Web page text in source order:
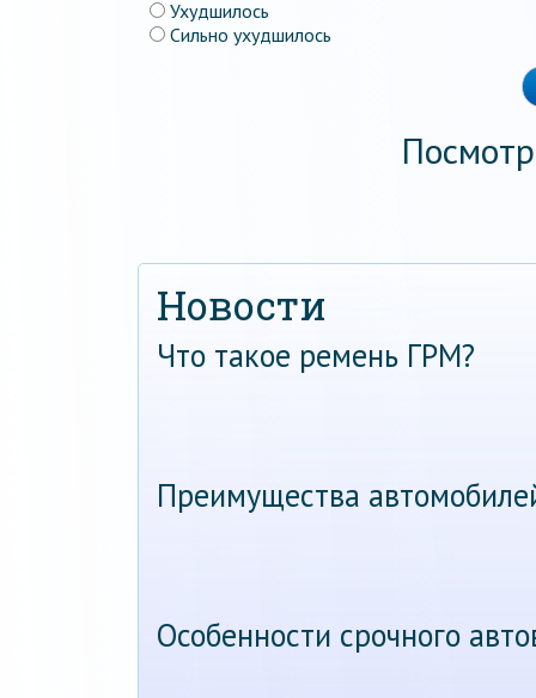
Ухудшилось
Сильно ухудшилось
Новости
Что такое ремень ГРМ?
Преимущества
Особенности срочного